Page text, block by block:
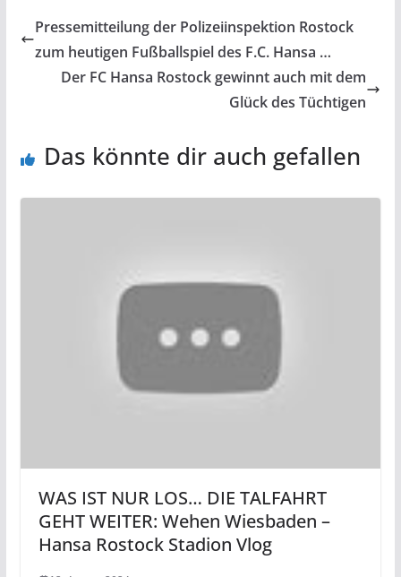
Pressemitteilung der Polizeiinspektion Rostock
zum heutigen Fußballspiel des F.C. Hansa …
Der FC Hansa Rostock gewinnt auch mit dem
Glück des Tüchtigen
Das könnte dir auch gefallen
WAS IST NUR LOS… DIE TALFAHRT
GEHT WEITER: Wehen Wiesbaden –
Hansa Rostock Stadion Vlog